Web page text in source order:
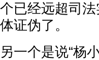
个已经远超司
体证伪了。
另一个是说“杨